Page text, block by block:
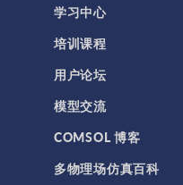
结构力学
结构动力学
API
代理模型
仿真 App
学习中心
培训课程
用户论坛
模型交流
COMSOL 博客
多物理场仿真百科